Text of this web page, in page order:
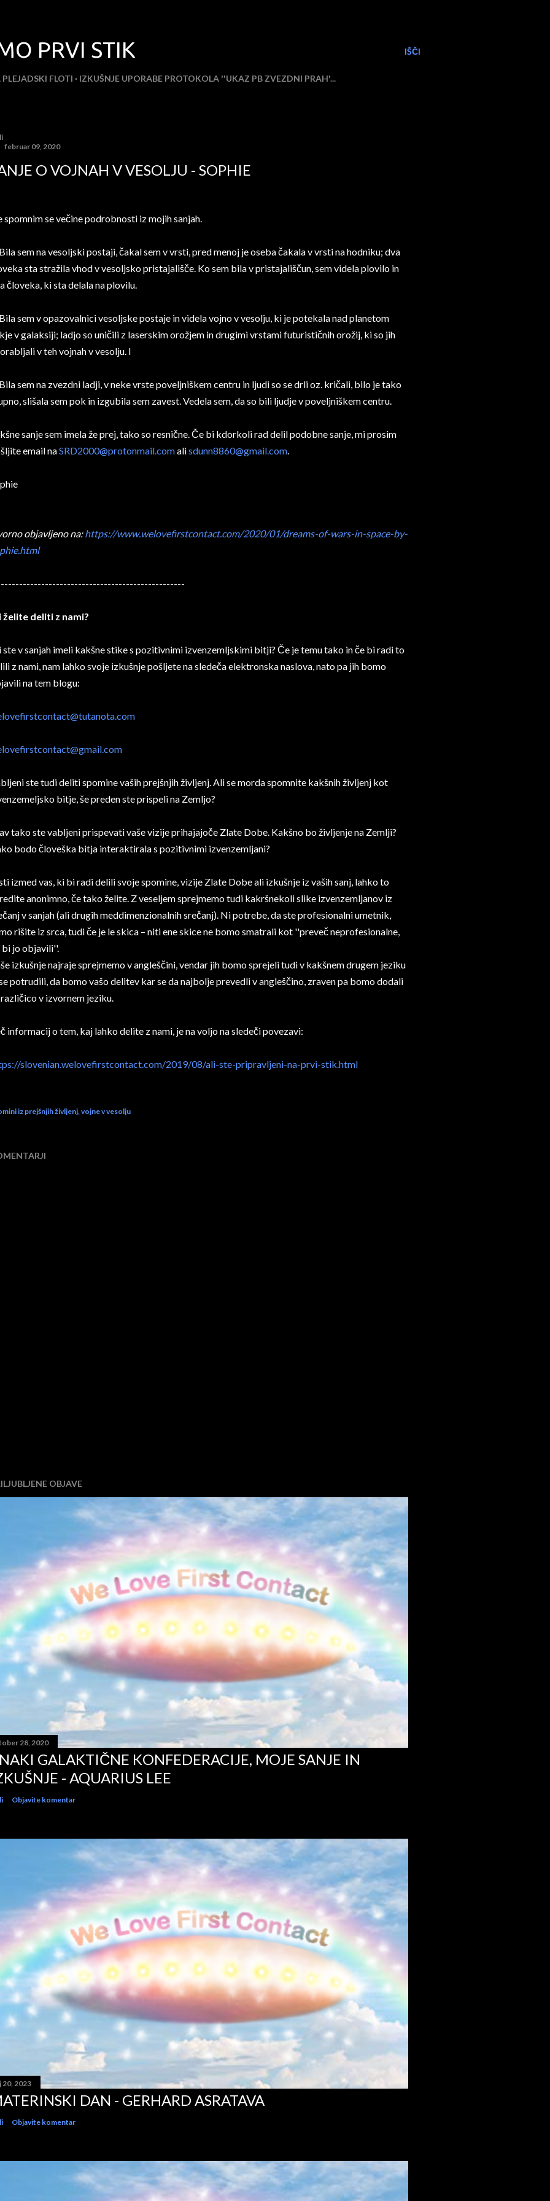
IŠČI
PRVI STIK
FLOTI IZKUŠNJE UPORABE PROTOKOLA ''UKAZ PB ZVEZDNI PRAH'...
februar 09, 2020
O VOJNAH V VESOLJU - SOPHIE
spomnim se večine podrobnosti iz mojih sanjah.
sem na vesoljski postaji, čakal sem v vrsti, pred menoj je oseba čakala v vrsti na hodniku; dva
sta stražila vhod v vesoljsko pristajališče. Ko sem bila v pristajališčun, sem videla plovilo in
človeka, ki sta delala na plovilu.
sem v opazovalnici vesoljske postaje in videla vojno v vesolju, ki je potekala nad planetom
v galaksiji; ladjo so uničili z laserskim orožjem in drugimi vrstami futurističnih orožij, ki so jih
v teh vojnah v vesolju. I
sem na zvezdni ladji, v neke vrste poveljniškem centru in ljudi so se drli oz. kričali, bilo je tako
slišala sem pok in izgubila sem zavest. Vedela sem, da so bili ljudje v poveljniškem centru.
sanje sem imela že prej, tako so resnične. Če bi kdorkoli rad delil podobne sanje, mi prosim
email naSRD2000@protonmail.comalisdunn8860@gmail.com.
objavljeno na:https://www.welovefirstcontact.com/2020/01/dreams-of-wars-in-space-by-
želite deliti z nami?
ste v sanjah imeli kakšne stike s pozitivnimi izvenzemljskimi bitji? Če je temu tako in če bi radi to
z nami, nam lahko svoje izkušnje pošljete na sledeča elektronska naslova, nato pa jih bomo
na tem blogu:
ste tudi deliti spomine vaših prejšnjih življenj. Ali se morda spomnite kakšnih življenj kot
bitje, še preden ste prispeli na Zemljo?
tako ste vabljeni prispevati vaše vizije prihajajoče Zlate Dobe. Kakšno bo življenje na Zemlji?
bodo človeška bitja interaktirala s pozitivnimi izvenzemljani?
izmed vas, ki bi radi delili svoje spomine, vizije Zlate Dobe ali izkušnje iz vaših sanj, lahko to
anonimno, če tako želite. Z veseljem sprejmemo tudi kakršnekoli slike izvenzemljanov iz
v sanjah (ali drugih meddimenzionalnih srečanj). Ni potrebe, da ste profesionalni umetnik,
rišite iz srca, tudi če je le skica – niti ene skice ne bomo smatrali kot ''preveč neprofesionalne,
bi jo objavili''.
izkušnje najraje sprejmemo v angleščini, vendar jih bomo sprejeli tudi v kakšnem drugem jeziku
potrudili, da bomo vašo delitev kar se da najbolje prevedli v angleščino, zraven pa bomo dodali
različico v izvornem jeziku.
informacij o tem, kaj lahko delite z nami, je na voljo na sledeči povezavi:
slovenian.welovefirstcontact.com/2019/08/ali-ste-pripravljeni-na-prvi-stik.html
iz prejšnjih življenj vojne v vesolju
OBJAVE
28, 2020
GALAKTIČNE KONFEDERACIJE, MOJE SANJE IN
- AQUARIUS LEE
Objavite komentar
20, 2023
DAN - GERHARD ASRATAVA
Objavite komentar